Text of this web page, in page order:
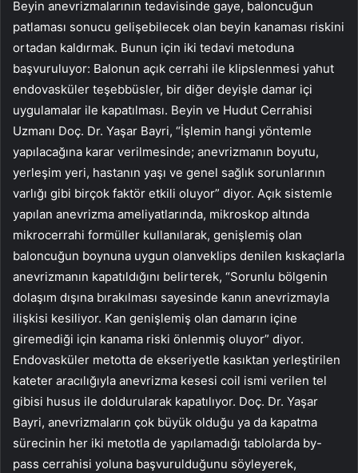
Beyin anevrizmalarının tedavisinde gaye, baloncuğun
patlaması sonucu gelişebilecek olan beyin kanaması riskini
ortadan kaldırmak. Bunun için iki tedavi metoduna
başvuruluyor: Balonun açık cerrahi ile klipslenmesi yahut
endovasküler teşebbüsler, bir diğer deyişle damar içi
uygulamalar ile kapatılması. Beyin ve Hudut Cerrahisi
Uzmanı Doç. Dr. Yaşar Bayri, “İşlemin hangi yöntemle
yapılacağına karar verilmesinde; anevrizmanın boyutu,
yerleşim yeri, hastanın yaşı ve genel sağlık sorunlarının
varlığı gibi birçok faktör etkili oluyor” diyor. Açık sistemle
yapılan anevrizma ameliyatlarında, mikroskop altında
mikrocerrahi formüller kullanılarak, genişlemiş olan
baloncuğun boynuna uygun olanveklips denilen kıskaçlarla
anevrizmanın kapatıldığını belirterek, “Sorunlu bölgenin
dolaşım dışına bırakılması sayesinde kanın anevrizmayla
ilişkisi kesiliyor. Kan genişlemiş olan damarın içine
giremediği için kanama riski önlenmiş oluyor” diyor.
Endovasküler metotta de ekseriyetle kasıktan yerleştirilen
kateter aracılığıyla anevrizma kesesi coil ismi verilen tel
gibisi husus ile doldurularak kapatılıyor. Doç. Dr. Yaşar
Bayri, anevrizmaların çok büyük olduğu ya da kapatma
sürecinin her iki metotla de yapılamadığı tablolarda by-
pass cerrahisi yoluna başvurulduğunu söyleyerek,